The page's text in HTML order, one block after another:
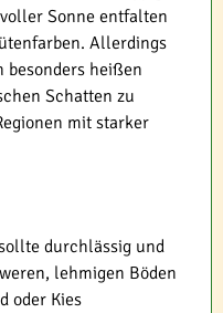
Sonne entfalten
Allerdings
besonders heißen
Schatten zu
mit starker
durchlässig und
lehmigen Böden
oder Kies